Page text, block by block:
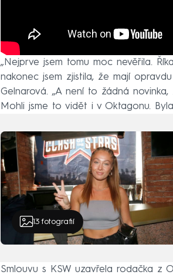
„Nejprve jsem tomu moc nevěřila.
nakonec jsem zjistila, že mají
Gelnarová. „A není to žádná
Mohli jsme to vidět i v Oktagonu.
13 fotografií
Smlouvu s KSW uzavřela rodačka z